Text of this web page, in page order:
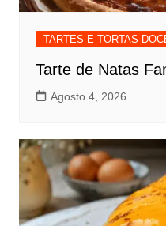
TARTES E TORTAS
Tarte de Natas
Agosto 4, 2026